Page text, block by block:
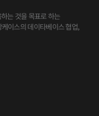
는 것을 목표로 하는
이스의 데이타베이스 협업,